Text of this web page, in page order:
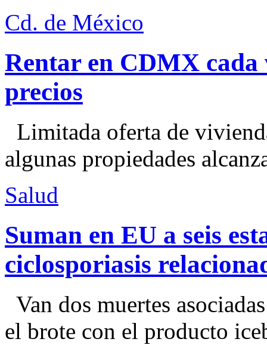
Cd. de México
Rentar en CDMX cada
precios
Limitada oferta de
algunas propiedades
Salud
Suman en EU a seis
ciclosporiasis
Van dos muertes
el brote con el producto